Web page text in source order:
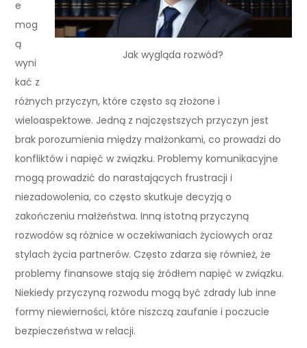
Jak wygląda rozwód?
e
mog
ą
wyni
kać z
różnych przyczyn, które często są złożone i
wieloaspektowe. Jedną z najczęstszych przyczyn jest
brak porozumienia między małżonkami, co prowadzi do
konfliktów i napięć w związku. Problemy komunikacyjne
mogą prowadzić do narastających frustracji i
niezadowolenia, co często skutkuje decyzją o
zakończeniu małżeństwa. Inną istotną przyczyną
rozwodów są różnice w oczekiwaniach życiowych oraz
stylach życia partnerów. Często zdarza się również, że
problemy finansowe stają się źródłem napięć w związku.
Niekiedy przyczyną rozwodu mogą być zdrady lub inne
formy niewierności, które niszczą zaufanie i poczucie
bezpieczeństwa w relacji.